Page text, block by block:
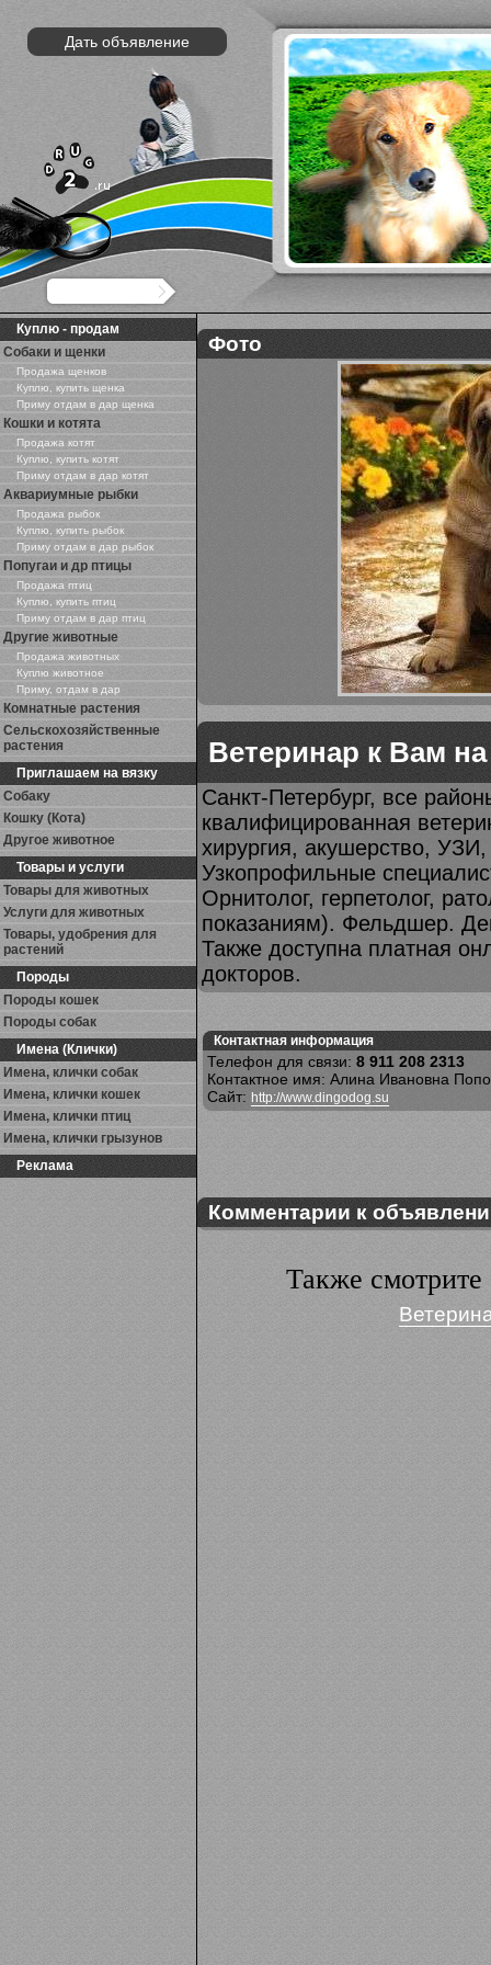
Дать объявление
Фото
Ветеринар к Вам
Санкт-Петербург, все
квалифицированная
хирургия, акушерство,
Узкопрофильные
Орнитолог, герпетолог,
показаниям). Фельдшер.
Также доступна платная
докторов.
Контактная информация
Телефон для связи: 8 911 208 2313
Контактное имя: Алина Ивановна
Сайт: http://www.dingodog.su
Комментарии к
Также смотрите
Куплю - продам
Собаки и щенки
Продажа щенков
Куплю, купить щенка
Приму отдам в дар щенка
Кошки и котята
Продажа котят
Куплю, купить котят
Приму отдам в дар котят
Аквариумные рыбки
Продажа рыбок
Куплю, купить рыбок
Приму отдам в дар рыбок
Попугаи и др птицы
Продажа птиц
Куплю, купить птиц
Приму отдам в дар птиц
Другие животные
Продажа животных
Куплю животное
Приму, отдам в дар
Комнатные растения
Сельскохозяйственные
растения
Приглашаем на вязку
Собаку
Кошку (Кота)
Другое животное
Товары и услуги
Товары для животных
Услуги для животных
Товары, удобрения для
растений
Породы
Породы кошек
Породы собак
Имена (Клички)
Имена, клички собак
Имена, клички кошек
Имена, клички птиц
Имена, клички грызунов
Реклама